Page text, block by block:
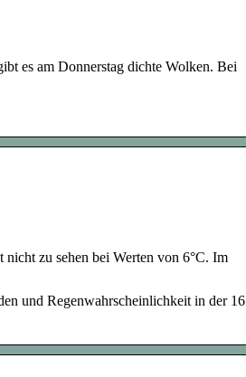
es am Donnerstag dichte Wolken. Bei
zu sehen bei Werten von 6°C. Im
und Regenwahrscheinlichkeit in der 16